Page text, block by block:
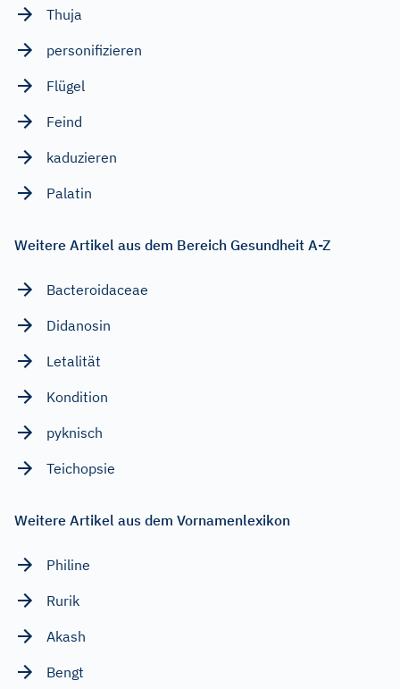
Thuja
personifizieren
Flügel
Feind
kaduzieren
Palatin
Weitere Artikel aus dem Bereich Gesundheit A-Z
Bacteroidaceae
Didanosin
Letalität
Kondition
pyknisch
Teichopsie
Weitere Artikel aus dem Vornamenlexikon
Philine
Rurik
Akash
Bengt